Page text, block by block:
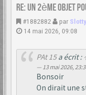
Re: Un 2ème objet
#1882882 par
14 mai 2026, 09:08
PAt 15a écrit :
13 mai 2026,
Bonsoir
On dirait une